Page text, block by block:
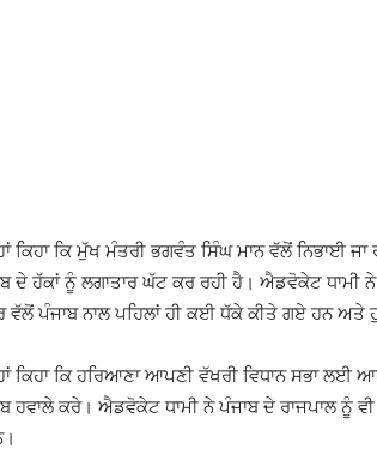
ਕਿਹਾ ਕਿ ਮੁੱਖ ਮੰਤਰੀ ਭਗਵੰਤ ਸਿੰਘ ਮਾਨ ਵੱਲੋਂ ਨਿਭਾਈ
ਦੇ ਹੱਕਾਂ ਨੂੰ ਲਗਾਤਾਰ ਘੱਟ ਕਰ ਰਹੀ ਹੈ। ਐਡਵੋਕੇਟ ਧਾਮੀ
ਵੱਲੋਂ ਪੰਜਾਬ ਨਾਲ ਪਹਿਲਾਂ ਹੀ ਕਈ ਧੱਕੇ ਕੀਤੇ ਗਏ ਹਨ ਅਤੇ
ਕਿਹਾ ਕਿ ਹਰਿਆਣਾ ਆਪਣੀ ਵੱਖਰੀ ਵਿਧਾਨ ਸਭਾ ਲਈ
ਹਵਾਲੇ ਕਰੇ। ਐਡਵੋਕੇਟ ਧਾਮੀ ਨੇ ਪੰਜਾਬ ਦੇ ਰਾਜਪਾਲ ਨੂੰ